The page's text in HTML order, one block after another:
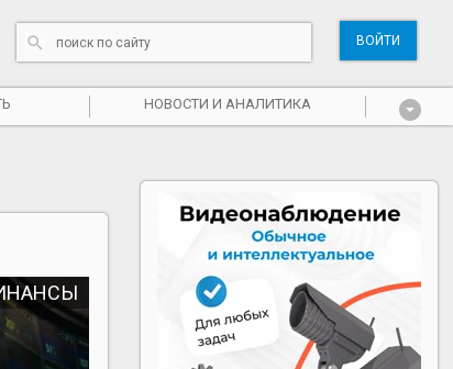
ВОЙТИ
НОВОСТИ И АНАЛИТИКА